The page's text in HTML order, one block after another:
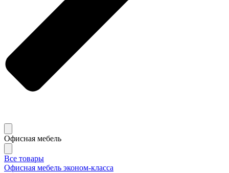
Офисная мебель
Все товары
Офисная мебель эконом-класса